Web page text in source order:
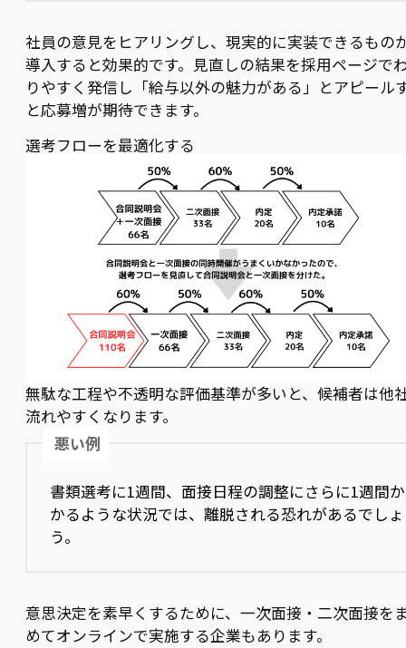
社員の意見をヒアリングし、現実的に実装できるもの
導入すると効果的です。見直しの結果を採用ページで
りやすく発信し「給与以外の魅力がある」とアピール
と応募増が期待できます。
選考フローを最適化する
無駄な工程や不透明な評価基準が多いと、候補者は他
流れやすくなります。
悪い例
書類選考に1週間、面接日程の調整にさらに1週間か
かるような状況では、離脱される恐れがあるでしょ
う。
意思決定を素早くするために、一次面接・二次面接を
めてオンラインで実施する企業もあります。